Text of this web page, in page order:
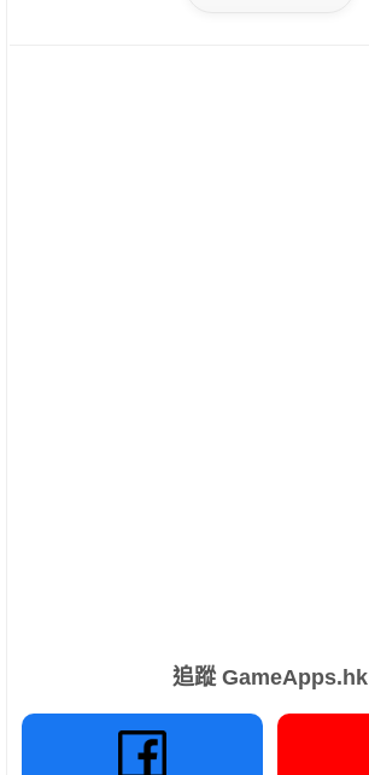
追蹤 GameApps.hk